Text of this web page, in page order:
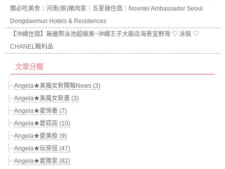
爾必吃美食｜河南(張)豬肉家｜五星級住宿｜Novotel Ambassador Seoul
Dongdaemun Hotels & Residences
【沖繩住宿】無邊際泳池超級美~沖繩王子大飯店海景宜野灣 ♡ 泳裝 ♡
CHANEL戰利品
文章分類
Angela★美魔女新聞報News (3)
Angela★美魔女新書 (3)
Angela★愛保養 (7)
Angela★愛窈窕 (10)
Angela★愛美妝 (9)
Angela★玩穿搭 (47)
Angela★愛敗家 (82)